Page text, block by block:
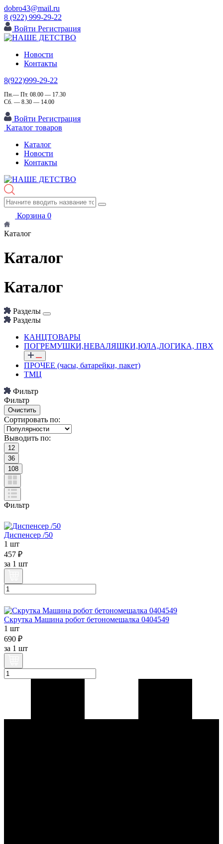
dobro43@mail.ru
8 (922) 999-29-22
Войти Регистрация
Новости
Контакты
8(922)999-29-22
Пн.— Пт. 08.00 — 17.30
Сб. — 8.30 — 14.00
Войти Регистрация
Каталог товаров
Каталог
Новости
Контакты
Корзина 0
Каталог
Каталог
Каталог
Разделы
Разделы
КАНЦТОВАРЫ
ПОГРЕМУШКИ,НЕВАЛЯШКИ,ЮЛА,ЛОГИКА, ПВХ
ПРОЧЕЕ (часы, батарейки, пакет)
ТМЦ
Фильтр
Фильтр
Сортировать по:
Выводить по:
12
36
108
Фильтр
Диспенсер /50
1 шт
457 ₽
за 1 шт
Скрутка Машина робот бетономешалка 0404549
1 шт
690 ₽
за 1 шт